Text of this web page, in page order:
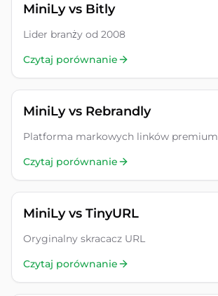
MiniLy vs Bitly
Lider branży od 2008
Czytaj porównanie
MiniLy vs Rebrandly
Platforma markowych linków premium
Czytaj porównanie
MiniLy vs TinyURL
Oryginalny skracacz URL
Czytaj porównanie